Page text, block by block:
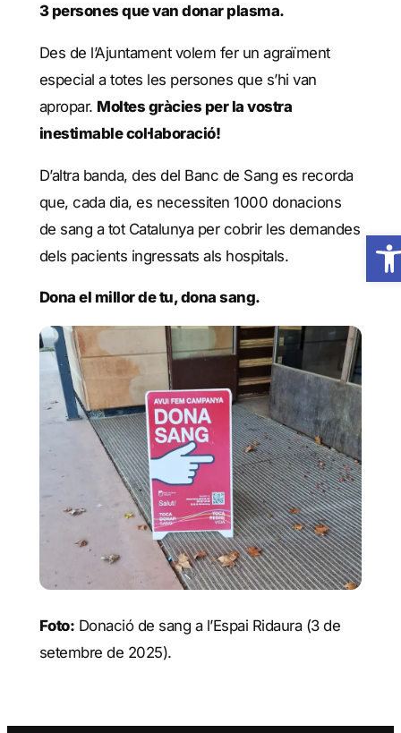
3 persones que van donar plasma.
Des de l’Ajuntament volem fer un agraïment
especial a totes les persones que s’hi van
apropar. Moltes gràcies per la vostra
inestimable col·laboració!
D’altra banda, des del Banc de Sang es recorda
que, cada dia, es necessiten 1000 donacions
de sang a tot Catalunya per cobrir les demandes
dels pacients ingressats als hospitals.
Dona el millor de tu, dona sang.
Foto: Donació de sang a l’Espai Ridaura (3 de
setembre de 2025).